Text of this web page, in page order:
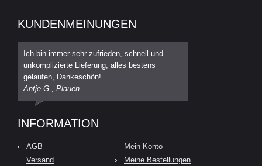
KUNDENMEINUNGEN
Ich bin immer sehr zufrieden, schnell und
unkomplizierte Lieferung, alles bestens
gelaufen, Dankeschön!
Antje G., Plauen
INFORMATION
AGB
Versand
Mein Konto
Meine Bestellungen